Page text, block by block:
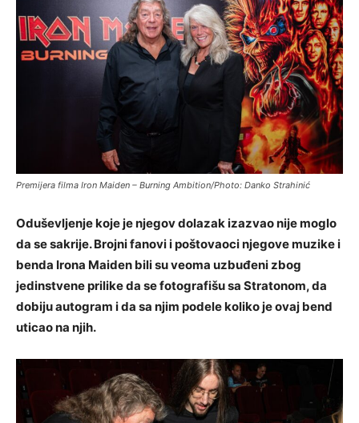
Premijera filma Iron Maiden – Burning Ambition/Photo: Danko Strahinić
Oduševljenje koje je njegov dolazak izazvao nije moglo
da se sakrije. Brojni fanovi i poštovaoci njegove muzike i
benda Irona Maiden bili su veoma uzbuđeni zbog
jedinstvene prilike da se fotografišu sa Stratonom, da
dobiju autogram i da sa njim podele koliko je ovaj bend
uticao na njih.